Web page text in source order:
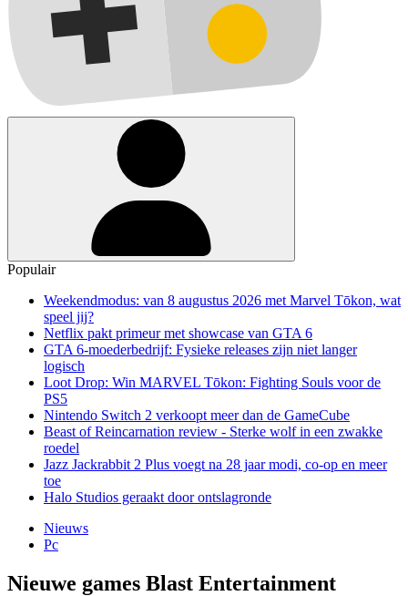
Populair
Weekendmodus: van 8 augustus 2026 met Marvel Tōkon, wat
speel jij?
Netflix pakt primeur met showcase van GTA 6
GTA 6-moederbedrijf: Fysieke releases zijn niet langer
logisch
Loot Drop: Win MARVEL Tōkon: Fighting Souls voor de
PS5
Nintendo Switch 2 verkoopt meer dan de GameCube
Beast of Reincarnation review - Sterke wolf in een zwakke
roedel
Jazz Jackrabbit 2 Plus voegt na 28 jaar modi, co-op en meer
toe
Halo Studios geraakt door ontslagronde
Nieuws
Pc
Nieuwe games Blast Entertainment